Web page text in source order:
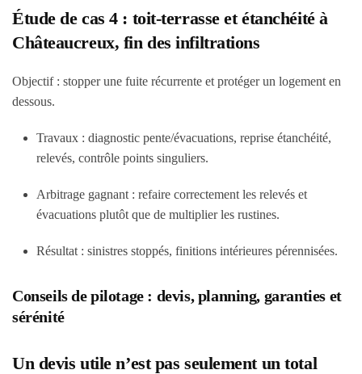
Étude de cas 4 : toit-terrasse et étanchéité à
Châteaucreux, fin des infiltrations
Objectif : stopper une fuite récurrente et protéger un logement en
dessous.
Travaux : diagnostic pente/évacuations, reprise étanchéité,
relevés, contrôle points singuliers.
Arbitrage gagnant : refaire correctement les relevés et
évacuations plutôt que de multiplier les rustines.
Résultat : sinistres stoppés, finitions intérieures pérennisées.
Conseils de pilotage : devis, planning, garanties et
sérénité
Un devis utile n’est pas seulement un total